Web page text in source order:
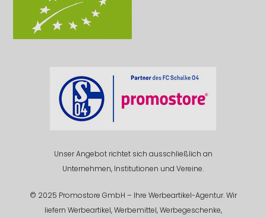
Unser Angebot richtet sich ausschließlich an
Unternehmen, Institutionen und Vereine.
© 2025 Promostore GmbH – Ihre Werbeartikel-Agentur. Wir
liefern Werbeartikel, Werbemittel, Werbegeschenke,